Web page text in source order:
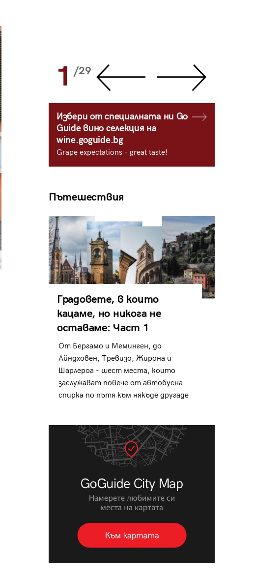
1 /29
Избери от специалната ни Go
Guide вино селекция на
wine.goguide.bg
Grape expectations - great taste!
Пътешествия
Градовете, в които
кацаме, но никога не
оставаме: Част 1
От Бергамо и Меминген, до
Айндховен, Тревизо, Жирона и
Шарлероа - шест места, които
заслужават повече от автобусна
спирка по пътя към някъде другаде